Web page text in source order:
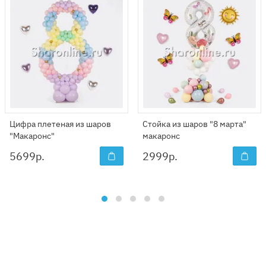
Цифра плетеная из шаров
"Макаронс"
5699р.
Стойка из шаров "8 марта"
макаронс
2999р.